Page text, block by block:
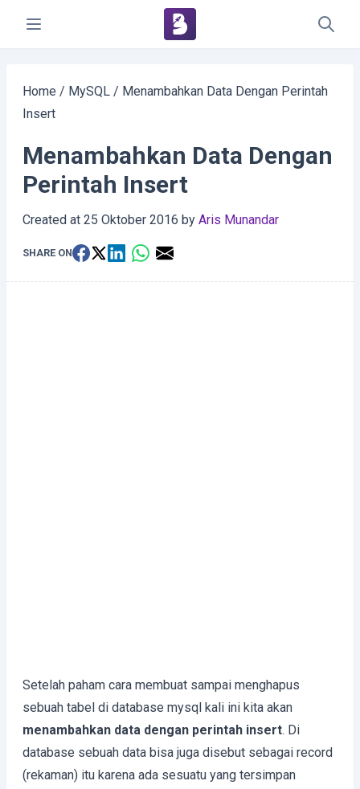
Home / MySQL / Menambahkan Data Dengan Perintah
Insert
Menambahkan Data Dengan
Perintah Insert
Created at 25 Oktober 2016 by Aris Munandar
SHARE ON
Setelah paham cara membuat sampai menghapus
sebuah tabel di database mysql kali ini kita akan
menambahkan data dengan perintah insert. Di
database sebuah data bisa juga disebut sebagai record
(rekaman) itu karena ada sesuatu yang tersimpan